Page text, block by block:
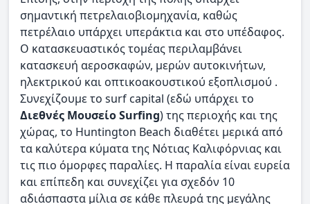
σημαντική πετρελαιοβιομηχανία, καθώς
πετρέλαιο υπάρχει υπεράκτια και στο υπέδαφος.
Ο κατασκευαστικός τομέας περιλαμβάνει
κατασκευή αεροσκαφών, μερών αυτοκινήτων,
ηλεκτρικού και οπτικοακουστικού εξοπλισμού .
Συνεχίζουμε το surf capital (εδώ υπάρχει το
Διεθνές Μουσείο Surfing) της περιοχής και της
χώρας, το Huntington Beach διαθέτει μερικά από
τα καλύτερα κύματα της Νότιας Καλιφόρνιας και
τις πιο όμορφες παραλίες. Η παραλία είναι ευρεία
και επίπεδη και συνεχίζει για σχεδόν 10
αδιάσπαστα μίλια σε κάθε πλευρά της μεγάλης